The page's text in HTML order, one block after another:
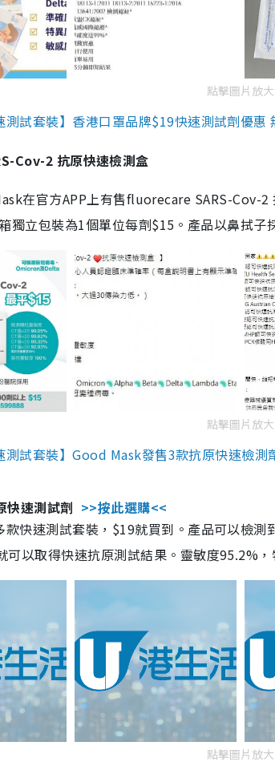
點擊圖片放大
測試套裝】香港口罩品牌$19快速測試劑優
Cov-2 抗原快速檢測盒
在官方APP上有售fluorecare SARS-Cov-
獨立包裝為1個單位每劑$15。產品以鼻拭子
點擊圖片放大
測試套裝】Good Mask發售3款抗原快速檢
快速測試劑 >>按此選購<<
款快速測試套裝，$19就買到。產品可以檢
可以取得快速抗原測試結果。靈敏度95.2%，
點擊圖片放大